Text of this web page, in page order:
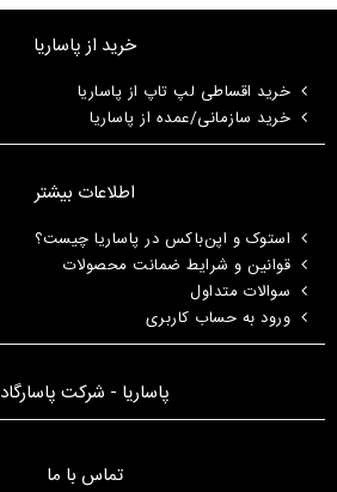
خرید از پاساریا
خرید اقساطی لپ تاپ از پاساریا
خرید سازمانی/عمده از پاساریا
اطلاعات بیشتر
استوک و اپن‌باکس در پاساریا چیست؟
قوانین و شرایط ضمانت محصولات
سوالات متداول
ورود به حساب کاربری
پاساریا - شرکت پاسارگاد
تماس با ما